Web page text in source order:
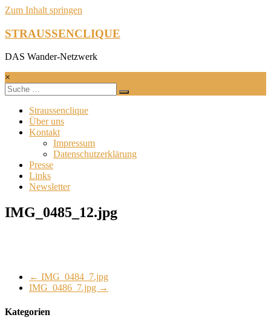
Zum Inhalt springen
STRAUSSENCLIQUE
DAS Wander-Netzwerk
×
Straussenclique
Über uns
Kontakt
Impressum
Datenschutzerklärung
Presse
Links
Newsletter
IMG_0485_12.jpg
← IMG_0484_7.jpg
IMG_0486_7.jpg →
Kategorien